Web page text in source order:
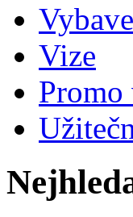
Vize
Promo